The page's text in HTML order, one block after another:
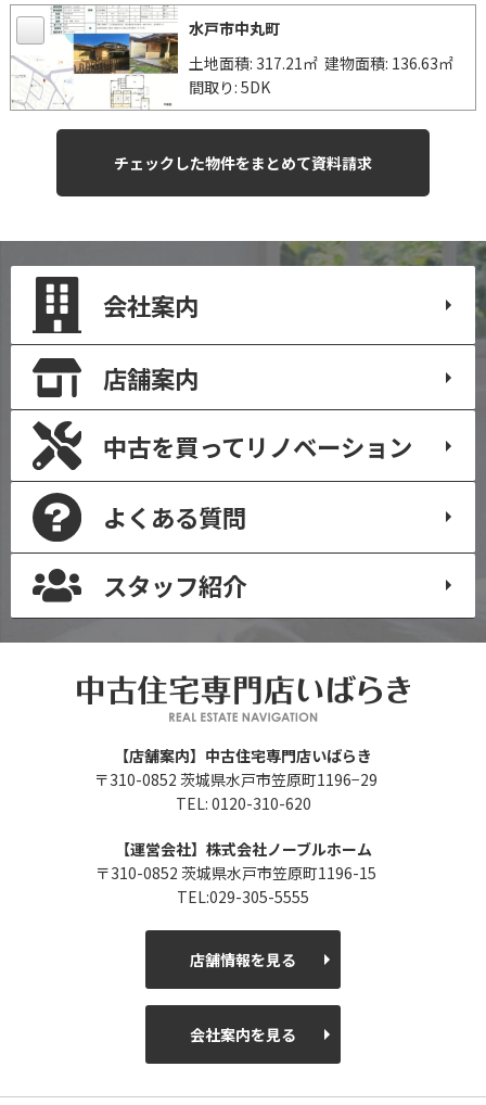
水戸市中丸町
土地面積: 317.21㎡建物面積: 136.63㎡
間取り: 5DK
会社案内
店舗案内
中古を買ってリノベーション
よくある質問
スタッフ紹介
【店舗案内】中古住宅専門店いばらき
〒310-0852 茨城県水戸市笠原町1196−29
TEL: 0120-310-620
【運営会社】株式会社ノーブルホーム
〒310-0852 茨城県水戸市笠原町1196-15
TEL:029-305-5555
店舗情報を見る
会社案内を見る